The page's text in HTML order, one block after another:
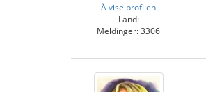
Å vise profilen
Land:
Meldinger: 3306